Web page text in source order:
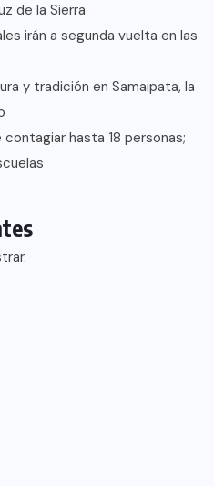
de la Sierra
irán a segunda vuelta en las
y tradición en Samaipata, la
hasta 18 personas;